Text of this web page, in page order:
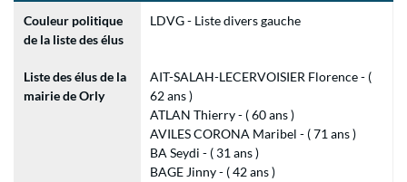
Couleur politique
de la liste des élus
LDVG - Liste divers gauche
Liste des élus de la
mairie de Orly
AIT-SALAH-LECERVOISIER Florence - (
62 ans )
ATLAN Thierry - ( 60 ans )
AVILES CORONA Maribel - ( 71 ans )
BA Seydi - ( 31 ans )
BAGE Jinny - ( 42 ans )